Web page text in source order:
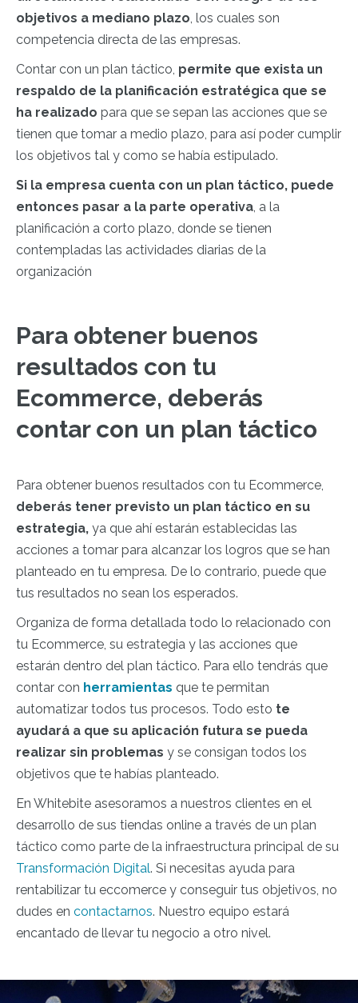
objetivos a mediano plazo, los cuales son
competencia directa de las empresas.
Contar con un plan táctico, permite que exista un
respaldo de la planificación estratégica que se
ha realizado para que se sepan las acciones que se
tienen que tomar a medio plazo, para así poder cumplir
los objetivos tal y como se había estipulado.
Si la empresa cuenta con un plan táctico, puede
entonces pasar a la parte operativa, a la
planificación a corto plazo, donde se tienen
contempladas las actividades diarias de la
organización
Para obtener buenos
resultados con tu
Ecommerce, deberás
contar con un plan táctico
Para obtener buenos resultados con tu Ecommerce,
deberás tener previsto un plan táctico en su
estrategia, ya que ahí estarán establecidas las
acciones a tomar para alcanzar los logros que se han
planteado en tu empresa. De lo contrario, puede que
tus resultados no sean los esperados.
Organiza de forma detallada todo lo relacionado con
tu Ecommerce, su estrategia y las acciones que
estarán dentro del plan táctico. Para ello tendrás que
contar con herramientas que te permitan
automatizar todos tus procesos. Todo esto te
ayudará a que su aplicación futura se pueda
realizar sin problemas y se consigan todos los
objetivos que te habías planteado.
En Whitebite asesoramos a nuestros clientes en el
desarrollo de sus tiendas online a través de un plan
táctico como parte de la infraestructura principal de su
Transformación Digital. Si necesitas ayuda para
rentabilizar tu eccomerce y conseguir tus objetivos, no
dudes en contactarnos. Nuestro equipo estará
encantado de llevar tu negocio a otro nivel.